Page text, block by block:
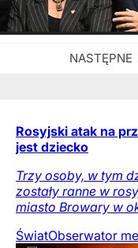
Rosyjski atak na
jest dziecko
Trzy osoby, w tym
zostały ranne w
miasto Browary w
ŚwiatObserwator